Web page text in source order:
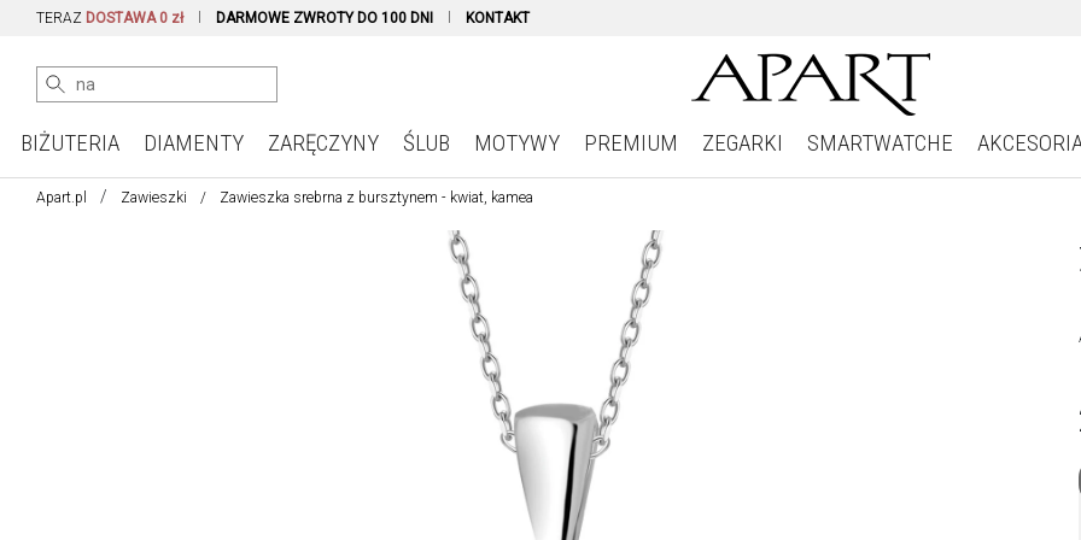
TERAZ DOSTAWA 0 zł DARMOWE ZWROTY DO 100 DNI KONTAKT
BIŻUTERIA DIAMENTY ZARĘCZYNY ŚLUB MOTYWY PREMIUM ZEGARKI SMARTWATCHE
Apart.pl Zawieszki Zawieszka srebrna z bursztynem - kwiat, kamea